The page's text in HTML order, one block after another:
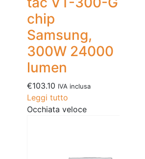
chip
Samsung,
300W 24000
lumen
€103.10 IVA inclusa
Leggi tutto
Occhiata veloce